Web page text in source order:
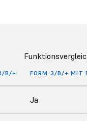
B/+ FORM 3/B/+ MIT
Ja